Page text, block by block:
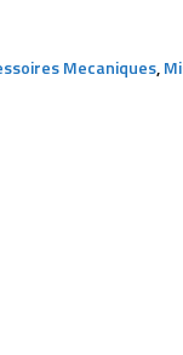
Mecaniques,